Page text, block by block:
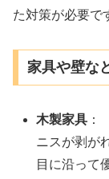
た対策が必要で
家具や壁な
木製家具 ：
ニスが剥が
目に沿って